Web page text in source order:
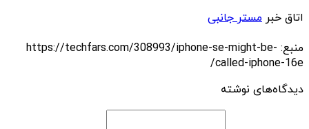
اتاق خبر مستر جانبی
منبع: https://techfars.com/308993/iphone-se-might-be-
called-iphone-16e/
دیدگاه‌های نوشته